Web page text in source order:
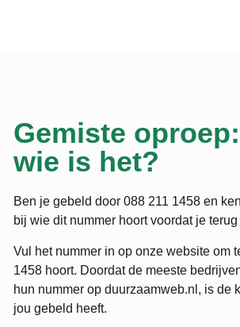
Gemiste
wie is het?
Ben je gebeld door 088 211 1458 en
bij wie dit nummer hoort voordat je
Vul het nummer in op onze website om
1458 hoort. Doordat de meeste
hun nummer op duurzaamweb.nl, is de
jou gebeld heeft.